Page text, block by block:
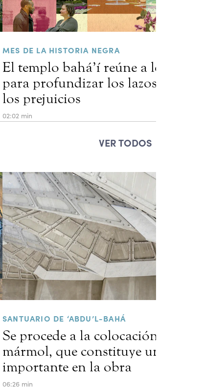
MES DE LA HISTORIA NEGRA
El templo bahá’í reúne a los
para profundizar los lazos que
los prejuicios
02:02 min
VER TODOS
SANTUARIO DE ‘ABDU’L-BAHÁ
Se procede a la colocación del
mármol, que constituye un hito
importante en la obra
06:26 min